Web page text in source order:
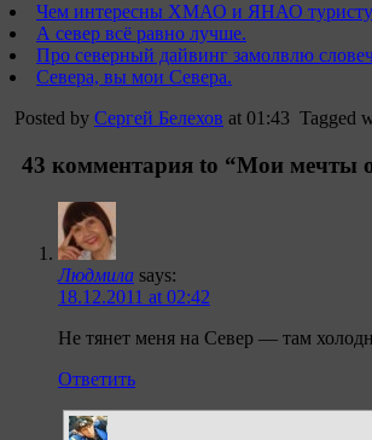
Чем интересны ХМАО и ЯНАО
А север всё равно лучше.
Про северный дайвинг замолвлю
Севера, вы мои Севера.
Posted by Сергей Белехов at 01:43 Tagged
43 комментария to “Мои мечты о
Людмила says:
18.12.2011 at 02:42
Не тянет меня на Север — там
Ответить